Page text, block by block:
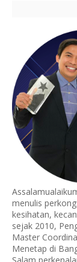
menulis
kesihatan,
sejak 2010,
Master
Menetap di
Salam